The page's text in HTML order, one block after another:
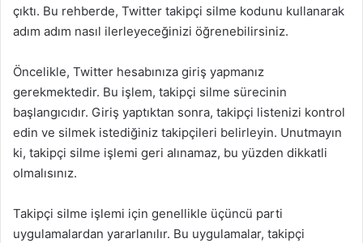
çıktı. Bu rehberde, Twitter takipçi silme kodunu kullanarak
adım adım nasıl ilerleyeceğinizi öğrenebilirsiniz.
Öncelikle, Twitter hesabınıza giriş yapmanız
gerekmektedir. Bu işlem, takipçi silme sürecinin
başlangıcıdır. Giriş yaptıktan sonra, takipçi listenizi kontrol
edin ve silmek istediğiniz takipçileri belirleyin. Unutmayın
ki, takipçi silme işlemi geri alınamaz, bu yüzden dikkatli
olmalısınız.
Takipçi silme işlemi için genellikle üçüncü parti
uygulamalardan yararlanılır. Bu uygulamalar, takipçi